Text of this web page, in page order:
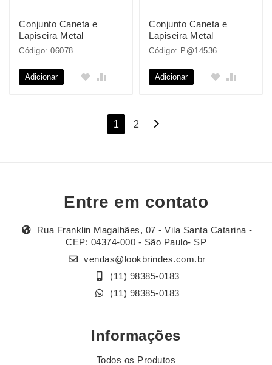
Conjunto Caneta e
Lapiseira Metal
Código: 06078
Adicionar
Conjunto Caneta e
Lapiseira Metal
Código: P@14536
Adicionar
Navegação
1 2
Entre em contato
Rua Franklin Magalhães, 07 - Vila Santa Catarina -
CEP: 04374-000 - São Paulo- SP
vendas@lookbrindes.com.br
(11) 98385-0183
(11) 98385-0183
Informações
Todos os Produtos